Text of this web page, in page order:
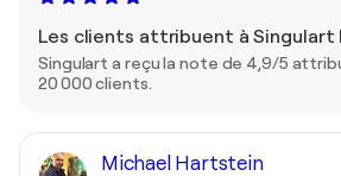
Les clients attribuent à Singulart
Singulart a reçu la note de 4,9/5
20 000 clients.
Michael Hartstein